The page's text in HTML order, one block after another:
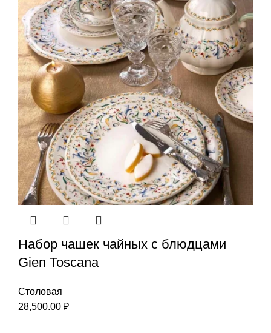
Набор чашек чайных с блюдцами
Gien Toscana
Столовая
28,500.00 ₽